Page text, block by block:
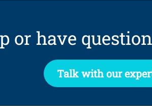
or have
Talk with our